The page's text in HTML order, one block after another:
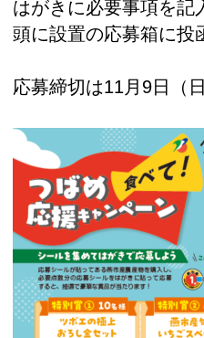
はがきに必要事項を記
頭に設置の応募箱に投
応募締切は11月9日（日